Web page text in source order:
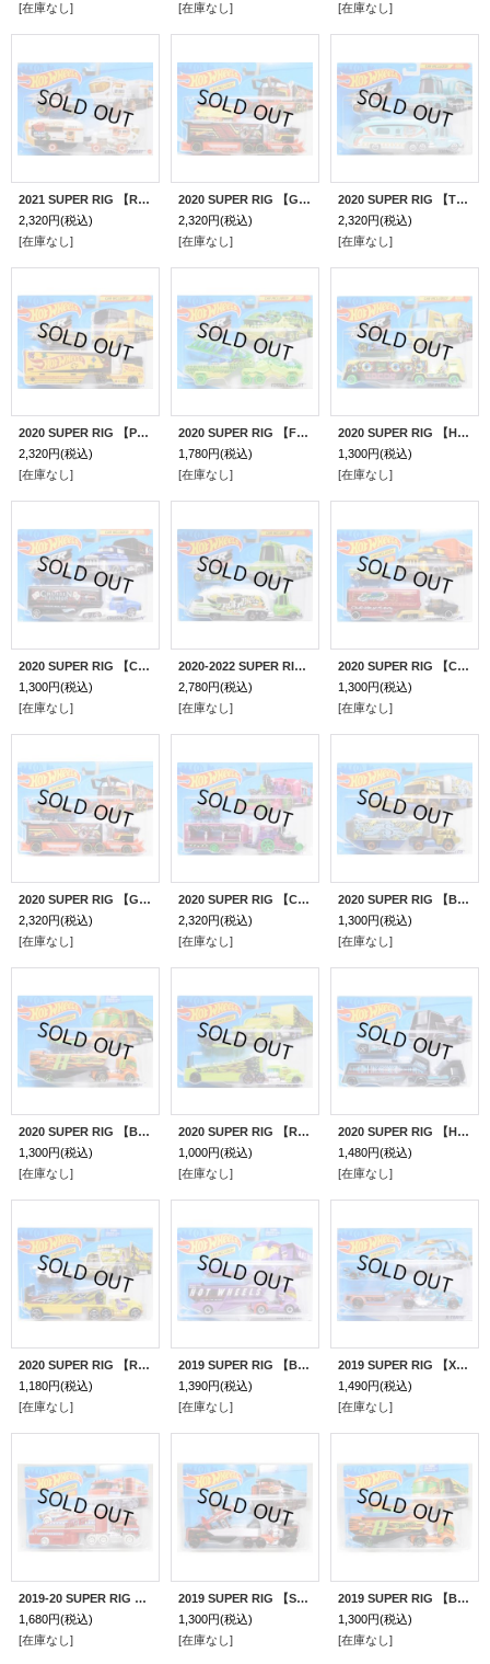
[在庫なし]
[在庫なし]
[在庫なし]
2021 SUPER RIG 【RED PLANET TRANSPORT】 WHITE/BLOR （予約不可）
2,320円(税込)
[在庫なし]
2020 SUPER RIG 【GALACTIC EXPRESS】 BLACK-RED/5SP (ひっくり返ってます) （予約不可）
2,320円(税込)
[在庫なし]
2020 SUPER RIG 【TOONED UP】 WHITE-MINT BLUE/5SP
2,320円(税込)
[在庫なし]
2020 SUPER RIG 【PENCIL PUSHER】 GOLD-YELLOW/O5
2,320円(税込)
[在庫なし]
2020 SUPER RIG 【FOSSIL FRIGHT】 GREEN-BLUE-LT.GREEN/OR6SP
1,780円(税込)
[在庫なし]
2020 SUPER RIG 【HW PARK 'N PLAY】 BLUE-YELLOW/5SP
1,300円(税込)
[在庫なし]
2020 SUPER RIG 【CRUISIN' ILLUSION】 WHITE-BLUE-BLACK/PR5
1,300円(税込)
[在庫なし]
2020-2022 SUPER RIG 【TOONED UP】 LT.GREEN/5SP-DD(予約不可）
2,780円(税込)
[在庫なし]
2020 SUPER RIG 【CRUISIN' ILLUSION】 GREEN-BLACK-RED/PR5
1,300円(税込)
[在庫なし]
2020 SUPER RIG 【GALACTIC EXPRESS】 BLACK-RED/5SP （予約不可）
2,320円(税込)
[在庫なし]
2020 SUPER RIG 【CAR-NIVAL STEAMER】 PURPLE-MAGENTA/5SP
2,320円(税込)
[在庫なし]
2020 SUPER RIG 【BANK ROLLER】 FLAT GOLD-GRAY/PR5
1,300円(税込)
[在庫なし]
2020 SUPER RIG 【BIG RIG HEAT】 ORANGE/O5
1,300円(税込)
[在庫なし]
2020 SUPER RIG 【ROCK N' RACE】 NEON LT.GREEN/PR5-O5
1,000円(税込)
[在庫なし]
2020 SUPER RIG 【HW PARK 'N PLAY】 BLACK-GRAY/O5 (スマホを立てると簡易スピーカーになるそうです）(予約不可）
1,480円(税込)
[在庫なし]
2020 SUPER RIG 【RUMBLE ROAD】 YELLOW/PR5 (予約不可）
1,180円(税込)
[在庫なし]
2019 SUPER RIG 【BIG RIG HEAT】 PURPLE/BLOR
1,390円(税込)
[在庫なし]
2019 SUPER RIG 【X-TRAYN】 CLEAR AQUA/PR5(トラックのメッキ部分がシルバー）
1,490円(税込)
[在庫なし]
2019-20 SUPER RIG 【STUNTIN' SEMI】 WHITE-RED/OR6SP
1,680円(税込)
[在庫なし]
2019 SUPER RIG 【SKY SHOW RIG】 RED-BLACK
1,300円(税込)
[在庫なし]
2019 SUPER RIG 【BIG RIG HEAT】 ORANGE/O5
1,300円(税込)
[在庫なし]